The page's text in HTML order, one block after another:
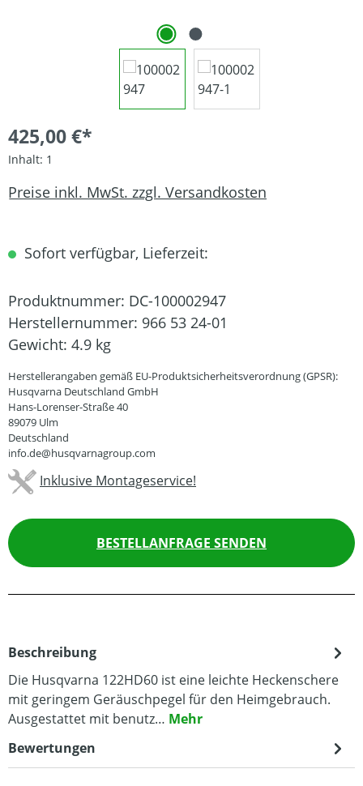
425,00 €*
Inhalt: 1
Preise inkl. MwSt. zzgl. Versandkosten
Sofort verfügbar, Lieferzeit:
Produktnummer: DC-100002947
Herstellernummer: 966 53 24-01
Gewicht: 4.9 kg
Herstellerangaben gemäß EU-Produktsicherheitsverordnung (GPSR):
Husqvarna Deutschland GmbH
Hans-Lorenser-Straße 40
89079 Ulm
Deutschland
info.de@husqvarnagroup.com
Inklusive Montageservice!
BESTELLANFRAGE SENDEN
Beschreibung
Die Husqvarna 122HD60 ist eine leichte Heckenschere
mit geringem Geräuschpegel für den Heimgebrauch.
Ausgestattet mit benutz… Mehr
Bewertungen